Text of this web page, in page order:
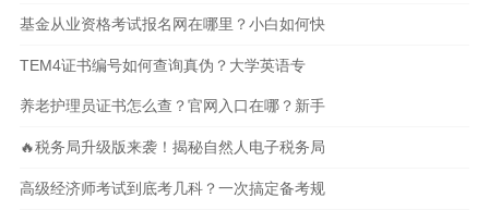
基金从业资格考试报名网在哪里？小白如何快
TEM4证书编号如何查询真伪？大学英语专
养老护理员证书怎么查？官网入口在哪？新手
🔥税务局升级版来袭！揭秘自然人电子税务局
高级经济师考试到底考几科？一次搞定备考规